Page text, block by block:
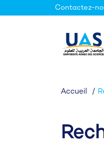
Contactez-
Accueil